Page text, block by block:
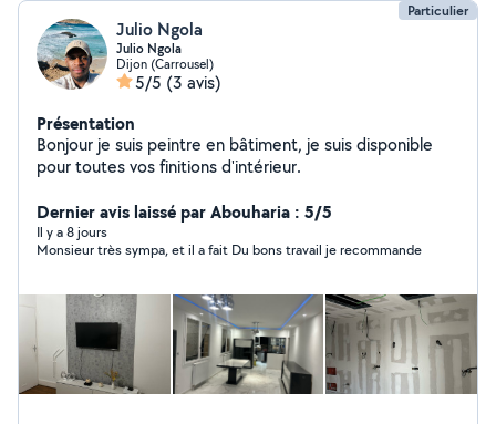
Particulier
Julio Ngola
Julio Ngola
Dijon (Carrousel)
5/5 (3 avis)
Présentation
Bonjour je suis peintre en bâtiment, je suis disponible
pour toutes vos finitions d'intérieur.
Dernier avis laissé par Abouharia : 5/5
Il y a 8 jours
Monsieur très sympa, et il a fait Du bons travail je recommande